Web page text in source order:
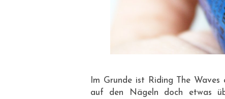
Im Grunde ist Riding The
auf den Nägeln doch etwas